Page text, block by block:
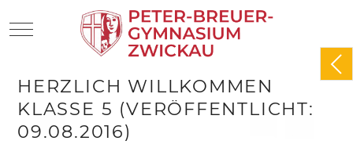
Mobile Menu Toggle
HERZLICH WILLKOMMEN
KLASSE 5 (VERÖFFENTLICHT:
09.08.2016)